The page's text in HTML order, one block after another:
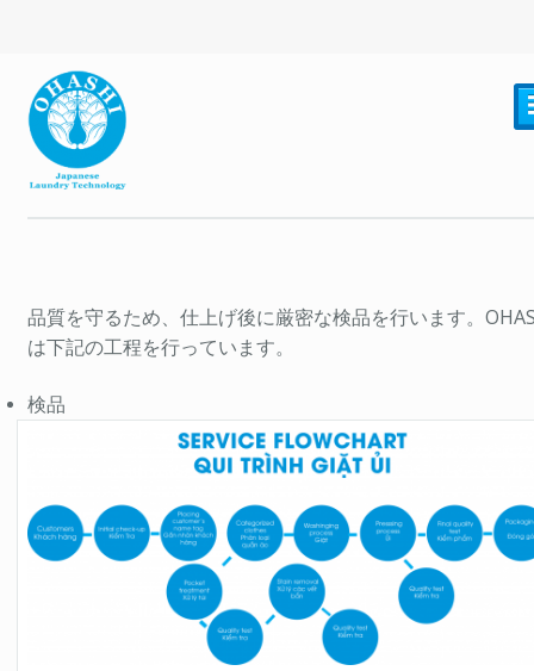
品質を守るため、仕上げ後に厳密な検品を行います。
は下記の工程を行っています。
検品